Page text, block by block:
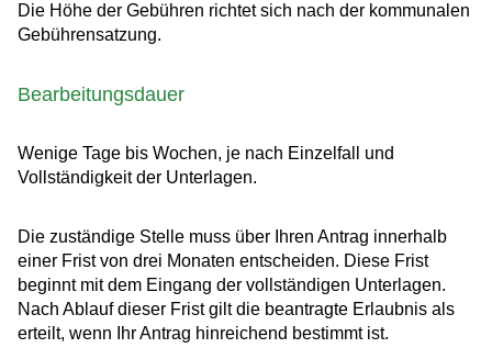
Die Höhe der Gebühren richtet sich nach der kommunalen
Gebührensatzung.
Bearbeitungsdauer
Wenige Tage bis Wochen, je nach Einzelfall und
Vollständigkeit der Unterlagen.
Die zuständige Stelle muss über Ihren Antrag innerhalb
einer Frist von drei Monaten entscheiden. Diese Frist
beginnt mit dem Eingang der vollständigen Unterlagen.
Nach Ablauf dieser Frist gilt die beantragte Erlaubnis als
erteilt, wenn Ihr Antrag hinreichend bestimmt ist.